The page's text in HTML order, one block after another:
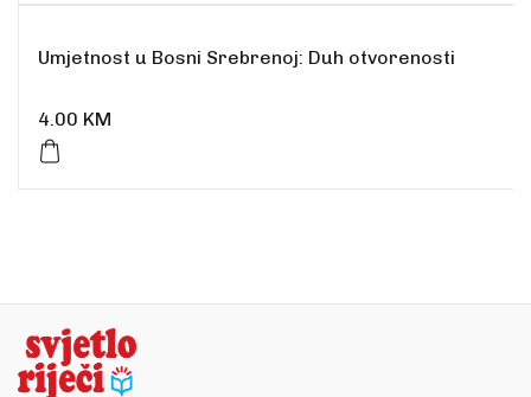
Umjetnost u Bosni Srebrenoj: Duh otvorenosti
4.00 KM